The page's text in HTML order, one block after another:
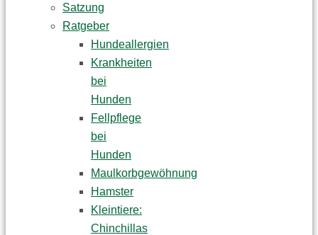
Satzung
Ratgeber
Hundeallergien
Krankheiten
bei
Hunden
Fellpflege
bei
Hunden
Maulkorbgewöhnung
Hamster
Kleintiere:
Chinchillas